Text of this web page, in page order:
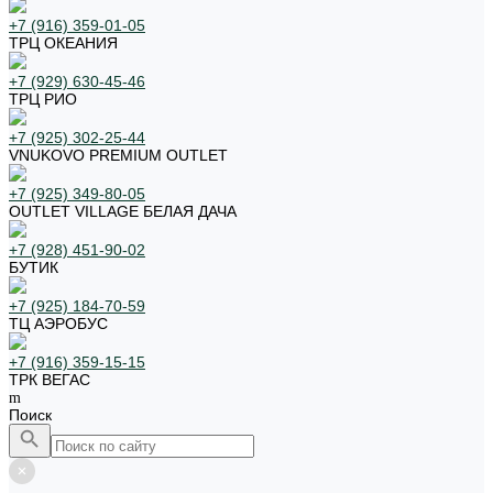
+7 (916) 359-01-05
ТРЦ ОКЕАНИЯ
+7 (929) 630-45-46
ТРЦ РИО
+7 (925) 302-25-44
VNUKOVO PREMIUM OUTLET
+7 (925) 349-80-05
OUTLET VILLAGE БЕЛАЯ ДАЧА
+7 (928) 451-90-02
БУТИК
+7 (925) 184-70-59
ТЦ АЭРОБУС
+7 (916) 359-15-15
ТРК ВЕГАС
Поиск